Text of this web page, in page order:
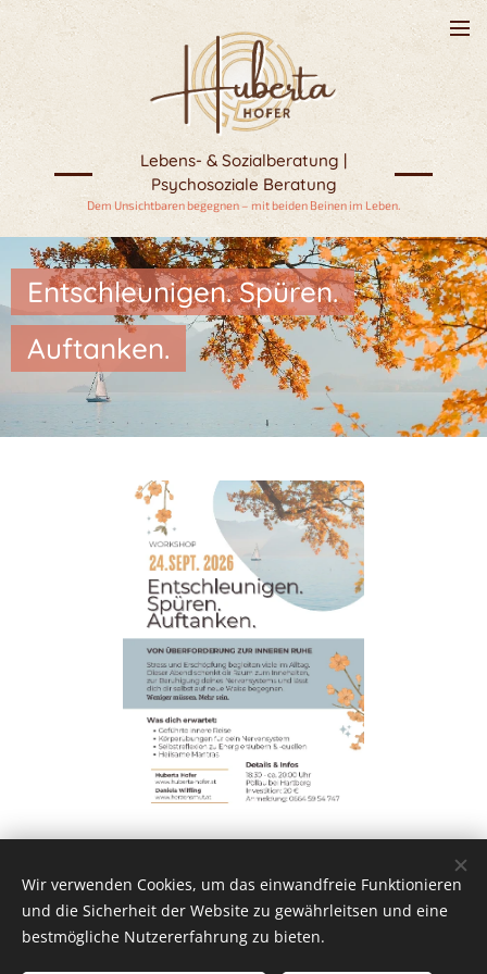
Lebens- & Sozialberatung |
Psychosoziale Beratung
Dem Unsichtbaren begegnen – mit beiden Beinen im Leben.
Entschleunigen. Spüren.
Auftanken.
Huberta Hofer - Lebens- & Sozialberatung | Psychosoziale
Wir verwenden Cookies, um das einwandfreie Funktionieren
und die Sicherheit der Website zu gewährleitsen und eine
bestmögliche Nutzererfahrung zu bieten.